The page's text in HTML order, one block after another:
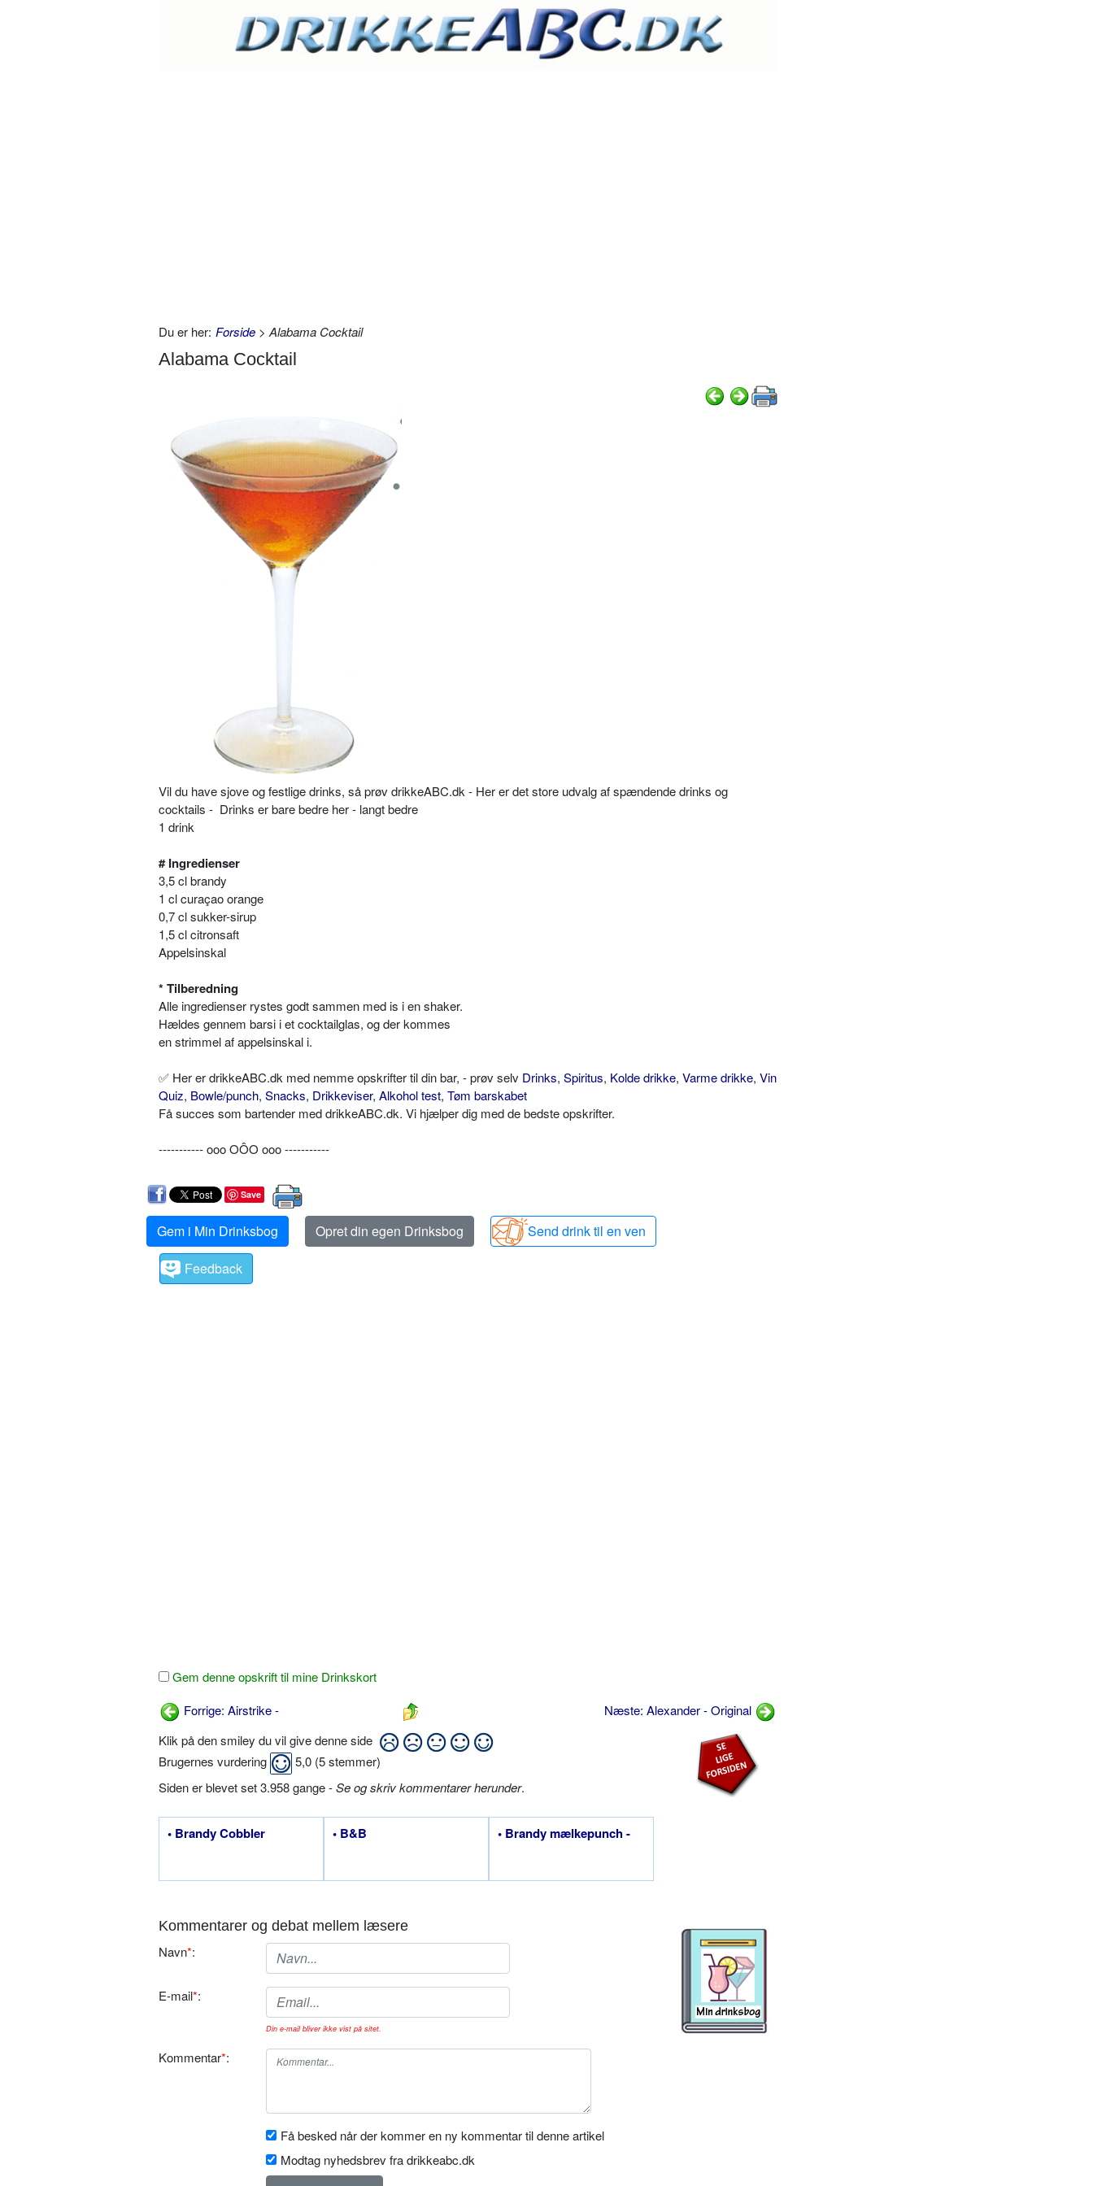
Du er her: Forside > Alabama Cocktail
Alabama Cocktail
Vil du have sjove og festlige drinks, så prøv drikkeABC.dk - Her er det store udvalg af spændende drinks og
cocktails - Drinks er bare bedre her - langt bedre
1 drink
# Ingredienser
3,5 cl brandy
1 cl curaçao orange
0,7 cl sukker-sirup
1,5 cl citronsaft
Appelsinskal
* Tilberedning
Alle ingredienser rystes godt sammen med is i en shaker.
Hældes gennem barsi i et cocktailglas, og der kommes
en strimmel af appelsinskal i.
✅ Her er drikkeABC.dk med nemme opskrifter til din bar, - prøv selv Drinks, Spiritus, Kolde drikke, Varme drikke, Vin
Quiz, Bowle/punch, Snacks, Drikkeviser, Alkohol test, Tøm barskabet
Få succes som bartender med drikkeABC.dk. Vi hjælper dig med de bedste opskrifter.
----------- ooo OÔO ooo -----------
Save
Gem i Min Drinksbog Opret din egen Drinksbog
Send drink til en ven
Feedback
Gem denne opskrift til mine Drinkskort
Forrige: Airstrike -
Næste: Alexander - Original
Klik på den smiley du vil give denne side
Brugernes vurdering
5,0 (5stemmer)
Siden er blevet set 3.958 gange -Se og skriv kommentarer herunder.
• Brandy Cobbler • B&B • Brandy mælkepunch -
Kommentarer og debat mellem læsere
Navn*:
E-mail*:
Din e-mail bliver ikke vist på sitet.
Kommentar*:
Få besked når der kommer en ny kommentar til denne artikel
Modtag nyhedsbrev fra drikkeabc.dk